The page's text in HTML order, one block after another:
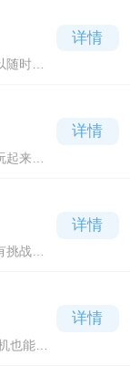
随时让
目的
对方
详情
来非
他玩
方淘
详情
挑战性
，玩
详情
也能流
详情